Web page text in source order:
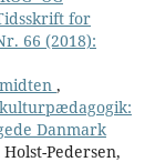
for
66 (2018):
,
Danmark
Pedersen,